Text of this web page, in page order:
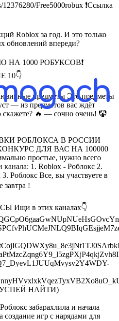
Free5000robux ❗️Ссылка
Roblox за год. И это только
обновлений впереди?
НА 1000 РОБУКСОВ❗️
10👇
предметы Это предметы
— из предметов вас ждёт
скажете? 🔥 — сочно очень! 🤡
РОБЛОКСА В РОССИИ
ДЛЯ ВАС НА 100000
простые, нужно всего
канала: 1. Roblox - Роблокс 2.
Роблокс Все, вы участвуете в
завтра !
в этих каналах👇
НАЙТИ)
забарахлила и начала
создание игр с нарядами для